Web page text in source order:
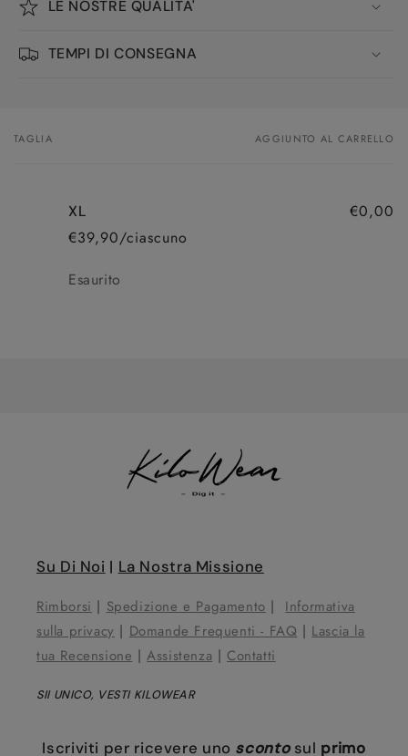
LE NOSTRE QUALITA'
TEMPI DI CONSEGNA
Il
TAGLIA AGGIUNTO AL CARRELLO
XL
€39,90/ciascuno
€0,00
Aggiungi
Esaurito
Su Di Noi | La Nostra Missione
Rimborsi | Spedizione e Pagamento | Informativa
sulla privacy | Domande Frequenti - FAQ | Lascia la
tua Recensione |Assistenza | Contatti
SII UNICO, VESTI KILOWEAR
Iscriviti per ricevere uno scontosul primo